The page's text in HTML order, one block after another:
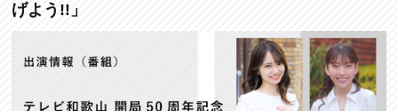
げよう!!」